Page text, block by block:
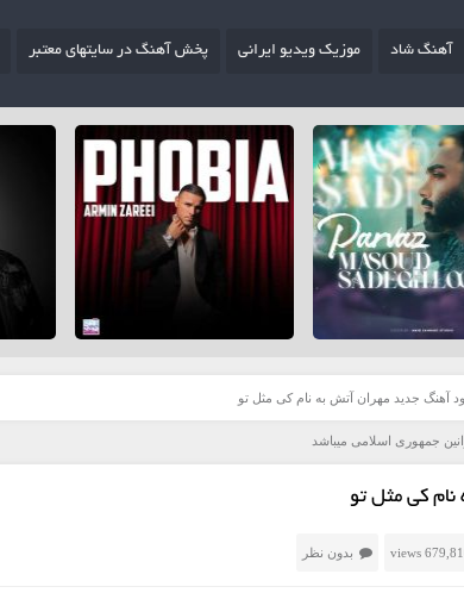
آهنگ شاد موزیک ویدیو ایرانی پخش آهنگ در سایتهای معتبر
آهنگ جدید مهران آتش به نام کی مثل تو
جمهوری اسلامی میباشد
کی مثل تو
679,810 بدون نظر